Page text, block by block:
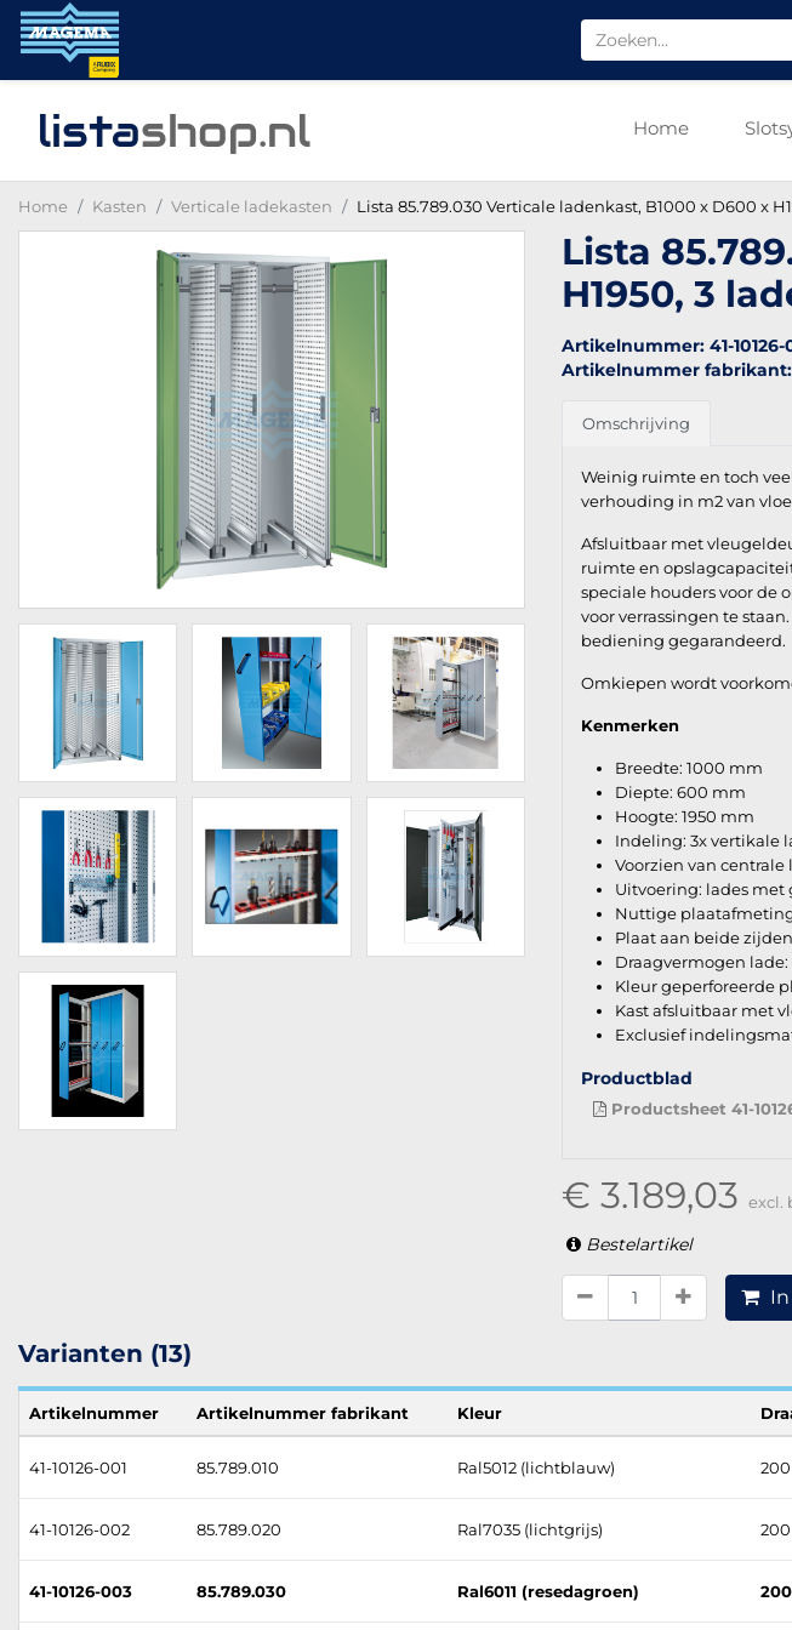
listashop.nl Home
Home Kasten Verticale ladekasten Lista 85.789.030 Verticale ladenkast, B1000 x D600 x
Lista
H1950, 3
Artikelnummer: 41-10126-
Artikelnummer fabrikant:
Omschrijving
Weinig ruimte en toch
verhouding in m2 van
Afsluitbaar met
ruimte en
speciale houders voor de
voor verrassingen te
bediening gegarandeerd.
Omkiepen wordt
Kenmerken
Breedte: 1000 mm
Diepte: 600 mm
Hoogte: 1950 mm
Indeling: 3x vertikale
Voorzien van
Uitvoering: lades met
Nuttige
Plaat aan beide
Draagvermogen lade:
Kleur geperforeerde
Kast afsluitbaar met
Exclusief
Productblad
Productsheet 41-
€ 3.189,03 excl.
Bestelartikel
Varianten (13)
Artikelnummer Artikelnummer fabrikant Kleur
41-10126-001 85.789.010 Ral5012 (lichtblauw)
41-10126-002 85.789.020 Ral7035 (lichtgrijs)
41-10126-003 85.789.030 Ral6011 (resedagroen)